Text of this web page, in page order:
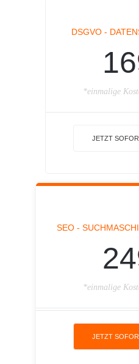
DSGVO -
*einmalige
JETZT
SEO -
*einmalige
JETZT